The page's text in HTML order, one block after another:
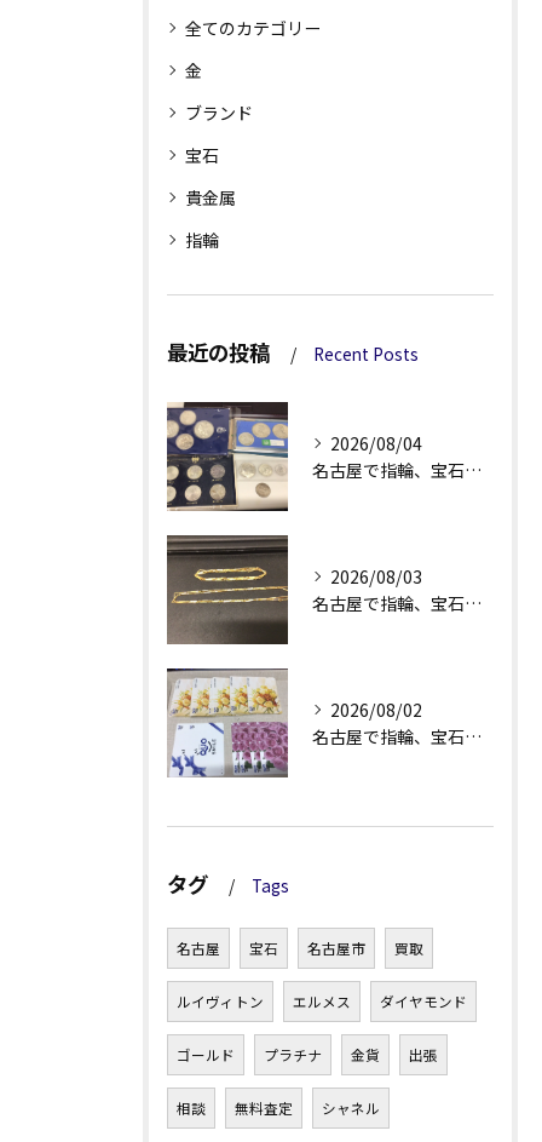
全てのカテゴリー
金
ブランド
宝石
貴金属
指輪
最近の投稿 Recent Posts
2026/08/04
名古屋で指輪、宝石買取なら当店で！！。
2026/08/03
名古屋で指輪、宝石買取なら当店で！！。
2026/08/02
名古屋で指輪、宝石買取なら当店で！！。
タグ Tags
名古屋 宝石 名古屋市 買取
ルイヴィトン エルメス ダイヤモンド
ゴールド プラチナ 金貨 出張
相談 無料査定 シャネル